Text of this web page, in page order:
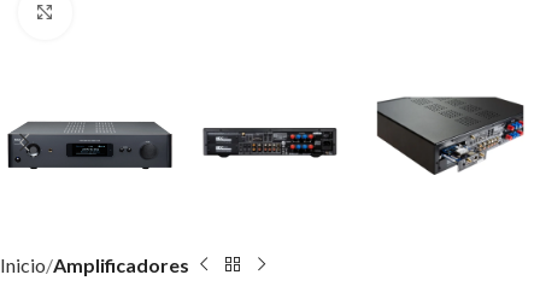
Inicio Amplificadores